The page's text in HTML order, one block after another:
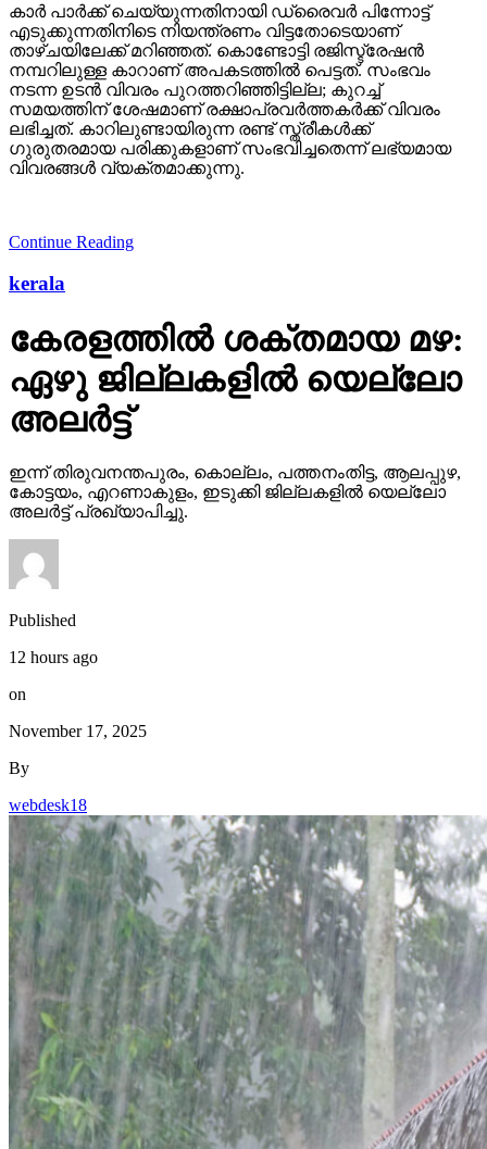
കാര്‍ പാര്‍ക്ക് ചെയ്യുന്നതിനായി ഡ്രൈവര്‍ പിന്നോട്ട്
എടുക്കുന്നതിനിടെ നിയന്ത്രണം വിട്ടതോടെയാണ്
താഴ്ചയിലേക്ക് മറിഞ്ഞത്. കൊണ്ടോട്ടി രജിസ്ട്രേഷന്‍
നമ്പറിലുള്ള കാറാണ് അപകടത്തില്‍ പെട്ടത്. സംഭവം
നടന്ന ഉടന്‍ വിവരം പുറത്തറിഞ്ഞിട്ടില്ല; കുറച്ച്
സമയത്തിന് ശേഷമാണ് രക്ഷാപ്രവര്‍ത്തകര്‍ക്ക് വിവരം
ലഭിച്ചത്. കാറിലുണ്ടായിരുന്ന രണ്ട് സ്ത്രീകള്‍ക്ക്
ഗുരുതരമായ പരിക്കുകളാണ് സംഭവിച്ചതെന്ന് ലഭ്യമായ
വിവരങ്ങള്‍ വ്യക്തമാക്കുന്നു.
Continue Reading
kerala
കേരളത്തില്‍ ശക്തമായ മഴ:
ഏഴു ജില്ലകളില്‍ യെല്ലോ
അലര്‍ട്ട്
ഇന്ന് തിരുവനന്തപുരം, കൊല്ലം, പത്തനംതിട്ട, ആലപ്പുഴ,
കോട്ടയം, എറണാകുളം, ഇടുക്കി ജില്ലകളില്‍ യെല്ലോ
അലര്‍ട്ട് പ്രഖ്യാപിച്ചു.
Published
12 hours ago
on
November 17, 2025
By
webdesk18